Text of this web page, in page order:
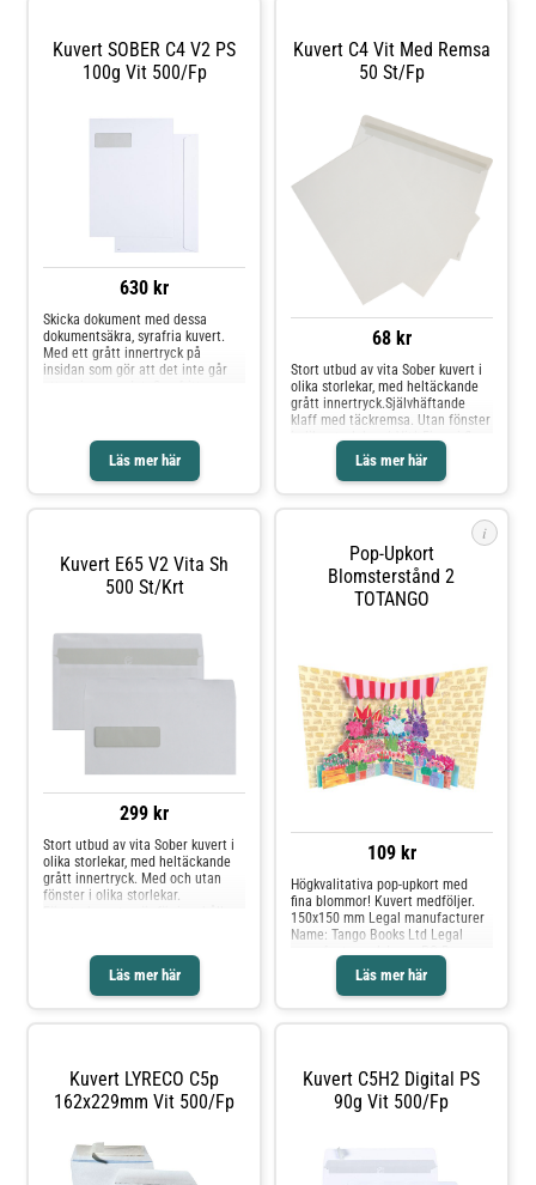
2041 0927
Kuvert SOBER C4 V2 PS
100g Vit 500/fp
630 kr
Läs mer här
Skicka dokument med dessa
dokumentsäkra, syrafria kuvert.
Med ett grått innertryck på
insidan som gör att det inte går
100x40 - Mått: 229x324 - Tjocklek:
100g - Svanen: Licensnummer
Kuvert C4 Vit Med Remsa
50 St/fp
68 kr
Läs mer här
Stort utbud av vita Sober kuvert i
olika storlekar, med heltäckande
grått innertryck.Självhäftande
klaff med täckremsa. Utan fönster
i olika storlekar. * Vit* Finns i flera
storlekar* Klaff med täckremsa*
Utan fönster* Miljömärkt: Svanen
Licnr: 3041 0742
Kuvert E65 V2 Vita Sh
500 St/krt
299 kr
Läs mer här
Stort utbud av vita Sober kuvert i
olika storlekar, med heltäckande
grått innertryck. Med och utan
fönster i olika storlekar.
flera storlekar* Självhäftande*
Med eller utan fönster* Miljöinfo:
i
Pop-Upkort
Blomsterstånd 2
TOTANGO
109 kr
Läs mer här
Högkvalitativa pop-upkort med
fina blommor! Kuvert medföljer.
150x150 mm Legal manufacturer
Name: Tango Books Ltd Legal
32595, London, W4 5YD, United
Kingdom Legal manufacturer
website: 2-to-tango.com Legal
Kuvert LYRECO C5p
162x229mm Vit 500/fp
Kuvert C5H2 Digital PS
90g Vit 500/fp